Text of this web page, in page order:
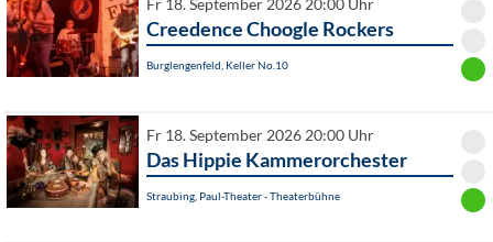
Fr 18. September 2026 20:00 Uhr
Creedence Choogle Rockers
Burglengenfeld, Keller No.10
Fr 18. September 2026 20:00 Uhr
Das Hippie Kammerorchester
Straubing, Paul-Theater - Theaterbühne